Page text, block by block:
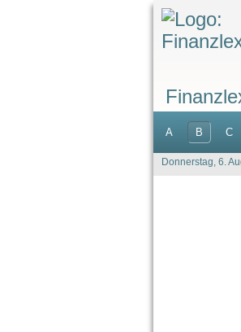
A B C
Donnerstag, 6.